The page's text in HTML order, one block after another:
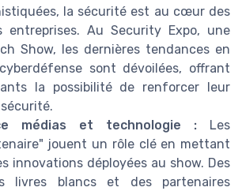
la sécurité est au cœur des
entreprises. Au Security Expo, une
Show, les dernières tendances en
sont dévoilées, offrant
la possibilité de renforcer leur
médias et technologie : Les
jouent un rôle clé en mettant
innovations déployées au show. Des
livres blancs et des partenaires